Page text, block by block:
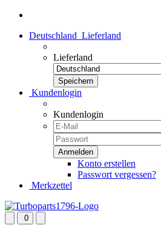
Deutschland Lieferland
Lieferland
Kundenlogin
Kundenlogin
Konto erstellen
Passwort vergessen?
Merkzettel
0